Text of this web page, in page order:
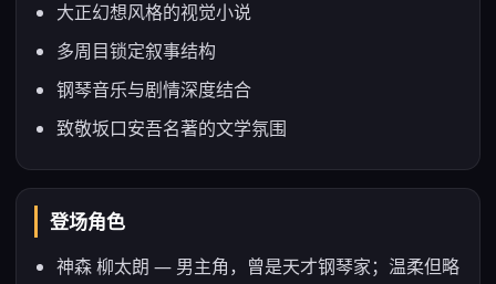
大正幻想风格的视觉小说
多周目锁定叙事结构
钢琴音乐与剧情深度结合
致敬坂口安吾名著的文学氛围
登场角色
神森 柳太朗 — 男主角，曾是天才钢琴家；温柔但略